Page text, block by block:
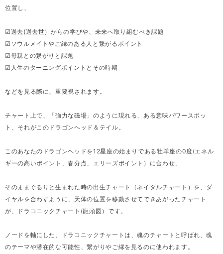
位置し、
☑過去(過去世）からの学びや、未来へ取り組むべき課題
☑ソウルメイトやご縁のある人と繋がるポイント
☑母親との繋がりと課題
☑人生のターニングポイントとその時期
などを見る際に、重要視されます。
チャート上で、「強力な磁場」のように現れる、ある意味パワースポッ
ト、それがこのドラゴンヘッド＆テイル。
このあなたのドラゴンヘッドを12星座の始まりである牡羊座の0度(エネル
ギーの高いポイント、春分点、エリーズポイント）に合わせ、
そのままぐるりと生まれた時の出生チャート（ネイタルチャート）を、ダ
イヤルを合わすように、天体の位置を移動させてできあがったチャート
が、ドラコニックチャート(龍頭図）です。
ノードを軸にした、ドラコニックチャートは、魂のチャートと呼ばれ、魂
のテーマや潜在的な可能性、繋がりやご縁を見るのに使われます。